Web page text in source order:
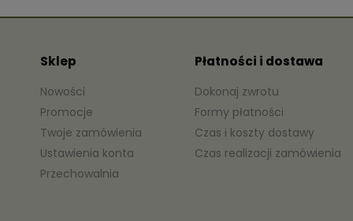
Sklep
Nowości
Promocje
Twoje zamówienia
Ustawienia konta
Przechowalnia
Płatności i dostawa
Dokonaj zwrotu
Formy płatności
Czas i koszty dostawy
Czas realizacji zamówienia